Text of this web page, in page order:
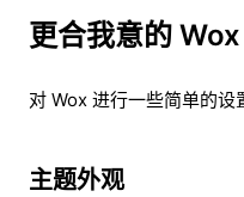
更合我意的 Wox
对 Wox 进行一些简单的设
主题外观